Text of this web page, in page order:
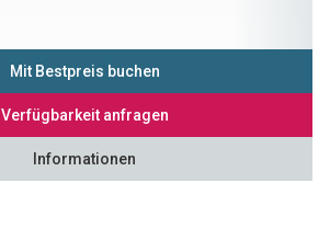
Mit Bestpreis buchen
Verfügbarkeit anfragen
Informationen